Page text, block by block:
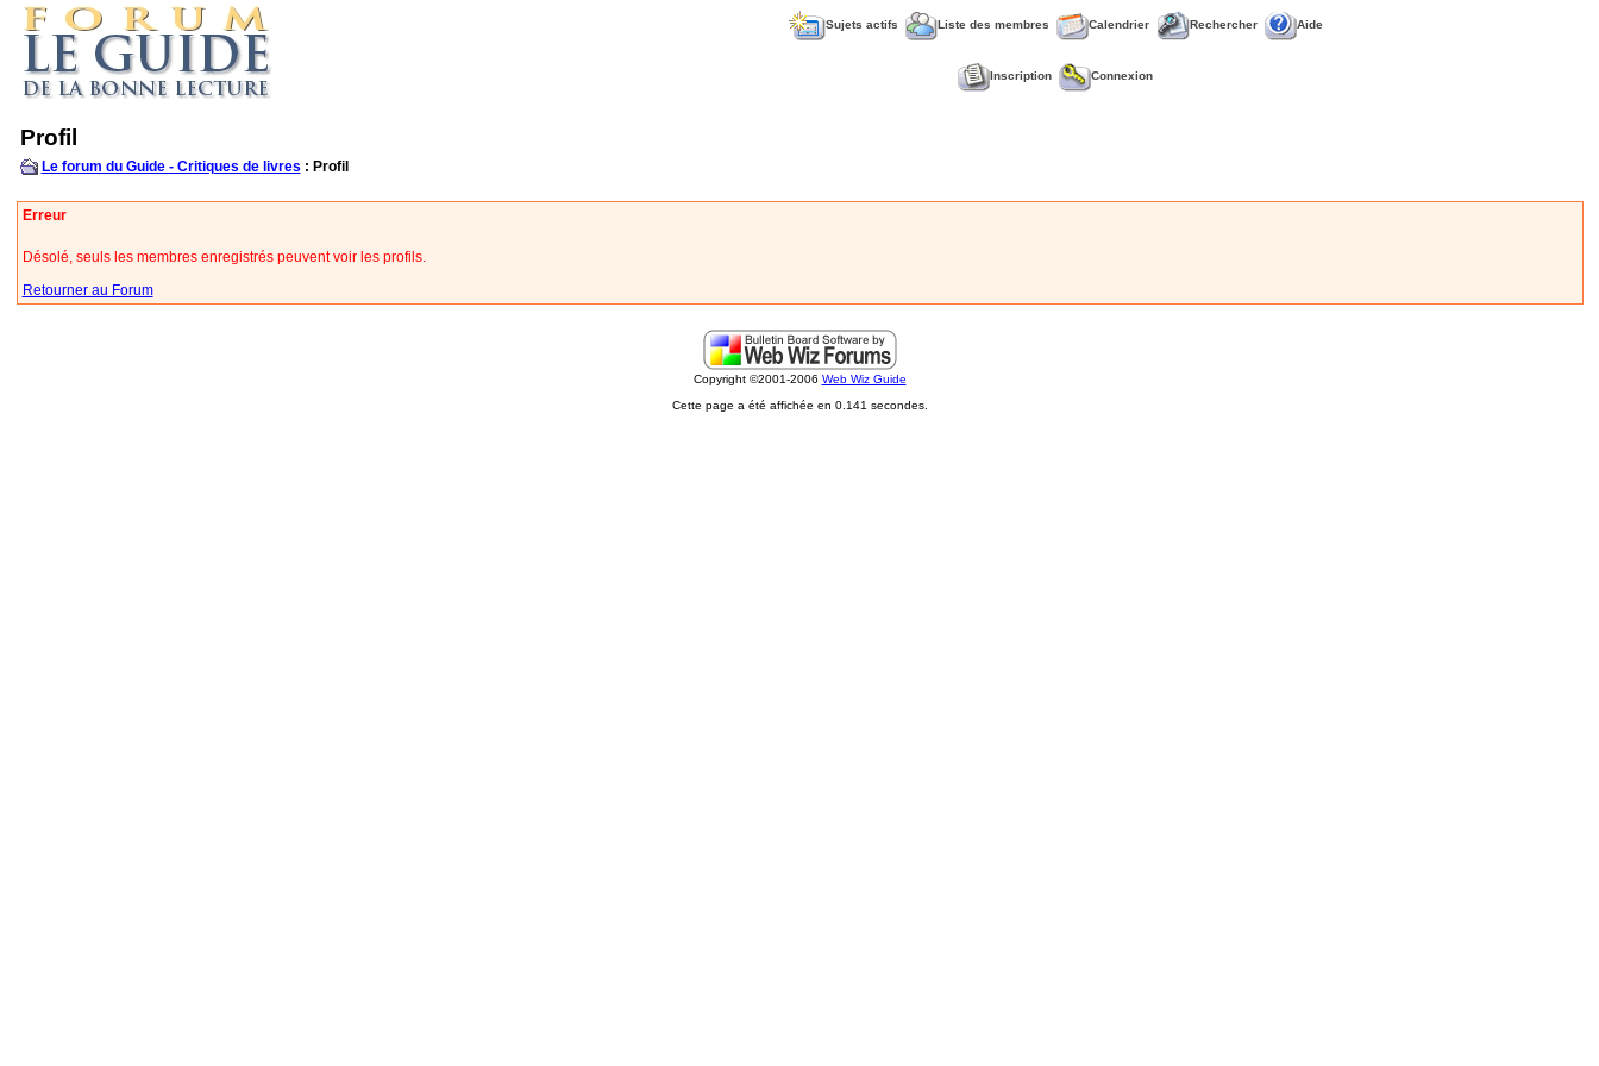
Sujets actifs Liste des membres Calendrier Rechercher Aide
Inscription Connexion
Profil
Le forum du Guide - Critiques de livres : Profil
Erreur
Désolé, seuls les membres enregistrés peuvent voir les profils.
Retourner au Forum
Copyright ©2001-2006 Web Wiz Guide
Cette page a été affichée en 0.141 secondes.